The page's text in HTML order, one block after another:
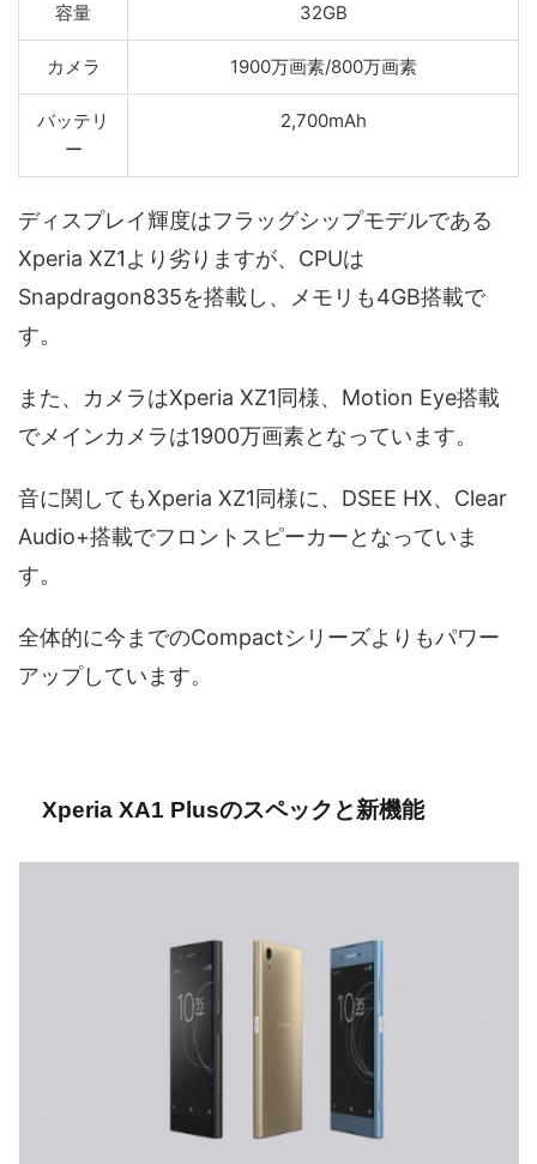
容量 32GB
カメラ 1900万画素/800万画素
バッテリ
ー
2,700mAh
ディスプレイ輝度はフラッグシップモデルである
Xperia XZ1より劣りますが、CPUは
Snapdragon835を搭載し、メモリも4GB搭載で
す。
また、カメラはXperia XZ1同様、Motion Eye搭載
でメインカメラは1900万画素となっています。
音に関してもXperia XZ1同様に、DSEE HX、Clear
Audio+搭載でフロントスピーカーとなっていま
す。
全体的に今までのCompactシリーズよりもパワー
アップしています。
Xperia XA1 Plusのスペックと新機能